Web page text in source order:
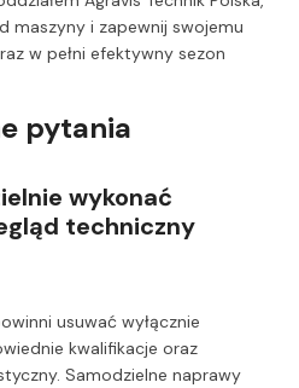
maszyny i zapewnij swojemu
w pełni efektywny sezon
pytania
wykonać
techniczny
usuwać wyłącznie
kwalifikacje oraz
Samodzielne naprawy